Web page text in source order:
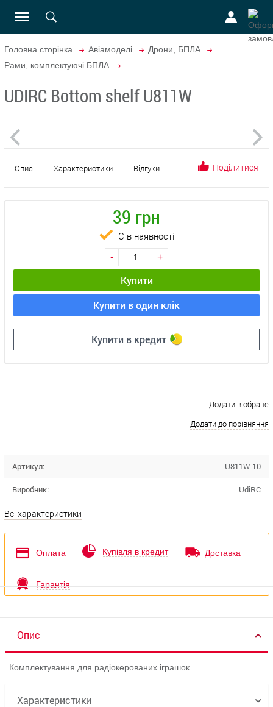
Головна сторінка Авіамоделі
Дрони, БПЛА
Рами, комплектуючі БПЛА
UDIRC Bottom shelf U811W
Опис Характеристики Відгуки Поділитися
39 грн
Є в наявності
- +
Купити
Купити в один клік
Купити в кредит
Додати в обране
Додати до порівняння
Артикул: U811W-10
Виробник: UdiRC
Всі характеристики
Оплата Купівля в кредит Доставка
Гарантія
Опис
Комплектування для радіокерованих іграшок
Характеристики